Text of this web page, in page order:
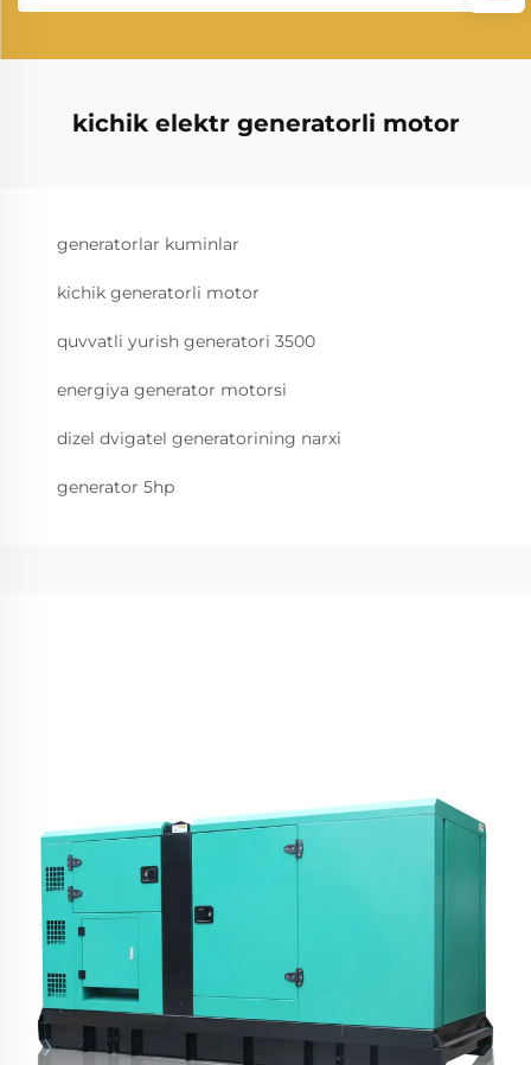
kichik elektr generatorli motor
generatorlar kuminlar
kichik generatorli motor
quvvatli yurish generatori 3500
energiya generator motorsi
dizel dvigatel generatorining narxi
generator 5hp